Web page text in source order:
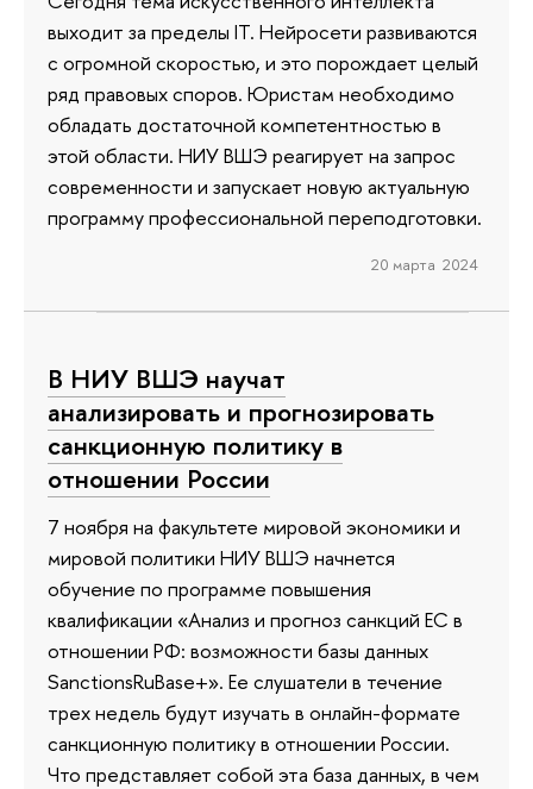
выходит за пределы IT. Нейросети развиваются
с огромной скоростью, и это порождает целый
ряд правовых споров. Юристам необходимо
обладать достаточной компетентностью в
этой области. НИУ ВШЭ реагирует на запрос
современности и запускает новую актуальную
программу профессиональной переподготовки.
20 марта 2024
В НИУ ВШЭ научат
анализировать и прогнозировать
санкционную политику в
отношении России
7 ноября на факультете мировой экономики и
мировой политики НИУ ВШЭ начнется
обучение по программе повышения
квалификации «Анализ и прогноз санкций ЕС в
отношении РФ: возможности базы данных
SanctionsRuBase+». Ее слушатели в течение
трех недель будут изучать в онлайн-формате
санкционную политику в отношении России.
Что представляет собой эта база данных, в чем